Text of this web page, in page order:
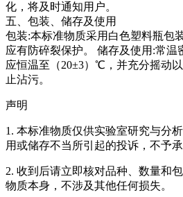
化，将及时通知用户。
五、包装、储存及使用
包装:本标准物质采用白色塑料瓶包
应有防碎裂保护。 储存及使用:常温
应恒温至（20±3）℃，并充分摇动
止沾污。
声明
1. 本标准物质仅供实验室研究与分
用或储存不当所引起的投诉，不予承
2. 收到后请立即核对品种、数量和
物质本身，不涉及其他任何损失。